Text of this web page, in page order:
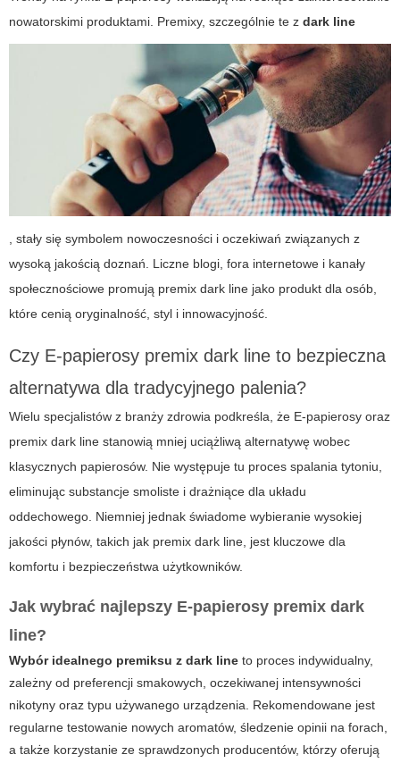
nowatorskimi produktami. Premixy, szczególnie te z dark line
, stały się symbolem nowoczesności i oczekiwań związanych z
wysoką jakością doznań. Liczne blogi, fora internetowe i kanały
społecznościowe promują premix dark line jako produkt dla osób,
które cenią oryginalność, styl i innowacyjność.
Czy E-papierosy premix dark line to bezpieczna
alternatywa dla tradycyjnego palenia?
Wielu specjalistów z branży zdrowia podkreśla, że E-papierosy oraz
premix dark line stanowią mniej uciążliwą alternatywę wobec
klasycznych papierosów. Nie występuje tu proces spalania tytoniu,
eliminując substancje smoliste i drażniące dla układu
oddechowego. Niemniej jednak świadome wybieranie wysokiej
jakości płynów, takich jak premix dark line , jest kluczowe dla
komfortu i bezpieczeństwa użytkowników.
Jak wybrać najlepszy E-papierosy premix dark
line?
Wybór idealnego premiksu z dark line to proces indywidualny,
zależny od preferencji smakowych, oczekiwanej intensywności
nikotyny oraz typu używanego urządzenia. Rekomendowane jest
regularne testowanie nowych aromatów, śledzenie opinii na forach,
a także korzystanie ze sprawdzonych producentów, którzy oferują